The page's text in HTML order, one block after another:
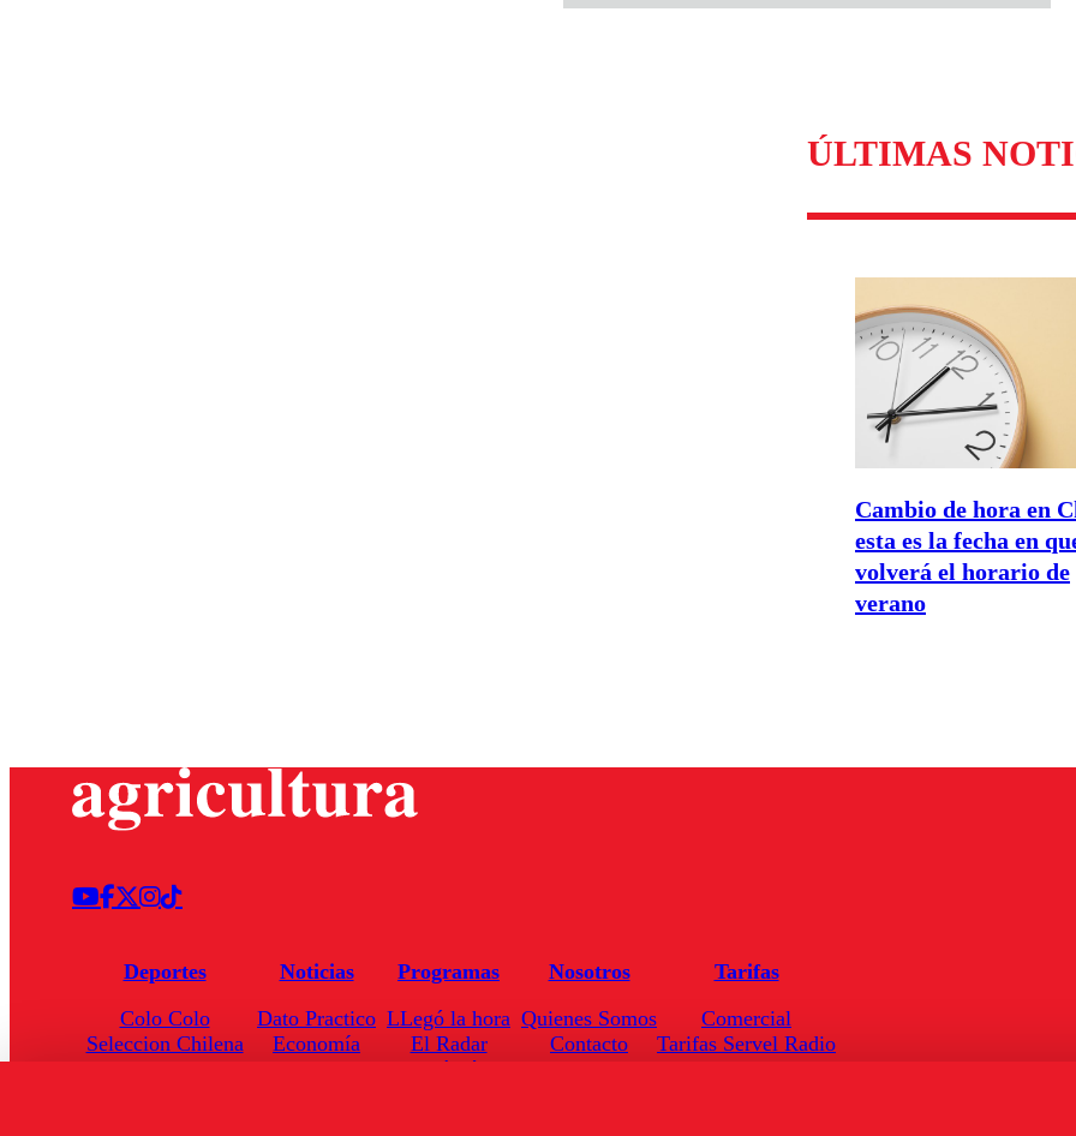
ÚLTIMAS
Cambio de hora en
esta es la fecha en
volverá el horario de
verano
Deportes
Colo Colo
Seleccion Chilena
Noticias
Dato Practico
Economía
Programas
LLegó la hora
El Radar
Enfoqué Público
Nosotros
Quienes Somos
Contacto
Tarifas
Comercial
Tarifas Servel Radio